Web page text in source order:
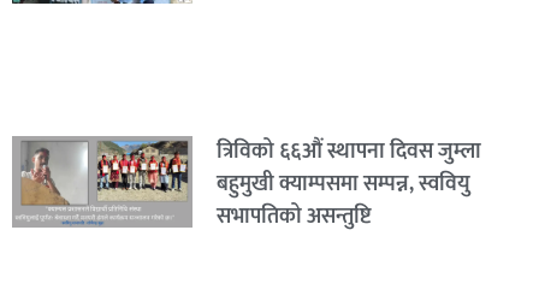
त्रिविको ६६औं स्थापना दिवस जुम्ला
बहुमुखी क्याम्पसमा सम्पन्न, स्ववियु
सभापतिको असन्तुष्टि